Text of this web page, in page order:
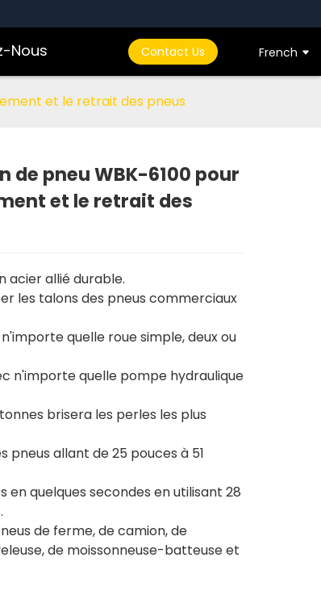
Nous Contact Us French
et le retrait des pneus
Loading...
Loading...
de pneu WBK-6100 pour
et le retrait des
acier allié durable.
les talons des pneus commerciaux
quelle roue simple, deux ou
n'importe quelle pompe hydraulique
brisera les perles les plus
pneus allant de 25 pouces à 51
en quelques secondes en utilisant 28
de ferme, de camion, de
de moissonneuse-batteuse et